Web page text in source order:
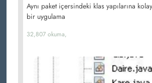
Aynı paket içersindeki klas yapılarına
bir uygulama
32,807 okuma,